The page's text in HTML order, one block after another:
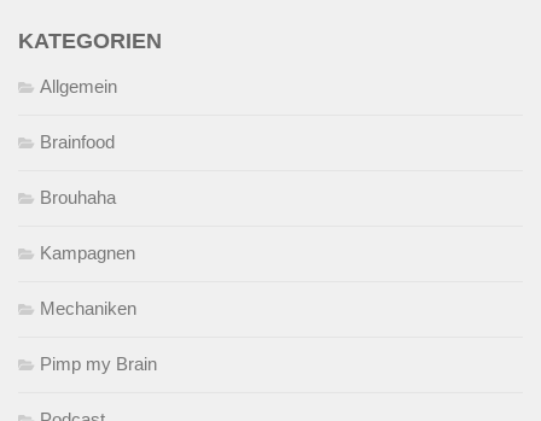
KATEGORIEN
Allgemein
Brainfood
Brouhaha
Kampagnen
Mechaniken
Pimp my Brain